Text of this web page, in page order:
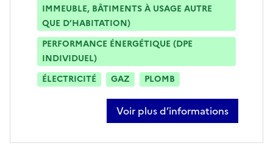
IMMEUBLE, BÂTIMENTS À USAGE AUTRE
QUE D’HABITATION)
PERFORMANCE ÉNERGÉTIQUE (DPE
INDIVIDUEL)
ÉLECTRICITÉ
GAZ PLOMB
Voir plus d’informations
sur christophe leprince